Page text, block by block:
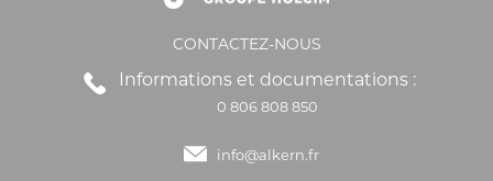
CONTACTEZ-NOUS
Informations et documentations :
0 806 808 850
info@alkern.fr